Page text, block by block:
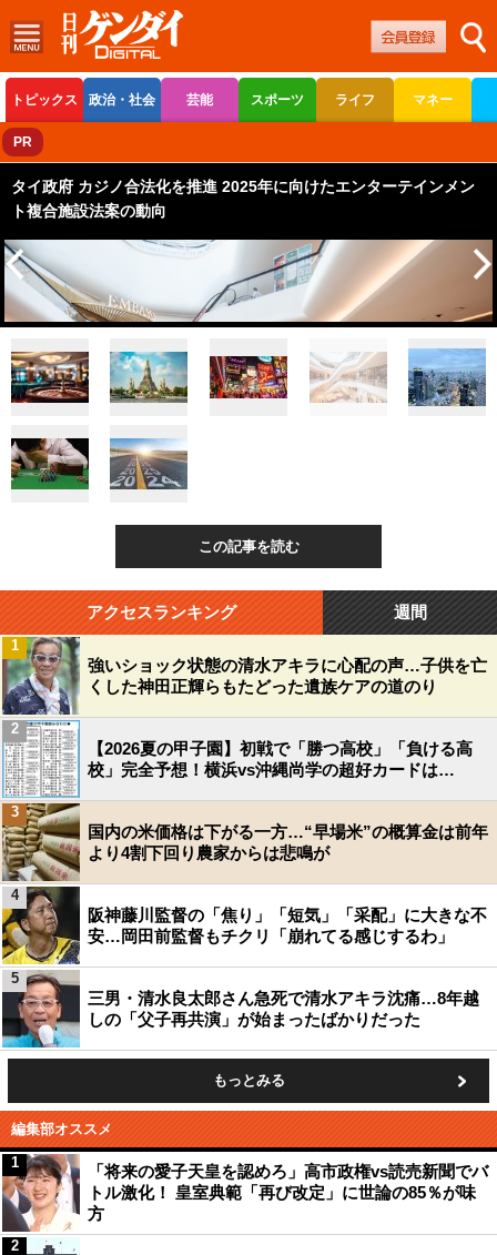
トピックス 政治・社会 芸能 スポーツ ライフ マネー
ボートレース
PR
タイ政府 カジノ合法化を推進 2025年に向けたエンターテインメン
ト複合施設法案の動向
ホテルやショッピングモール、エンターテインメント施設などの多様な機
能も同時に
この記事を読む
アクセスランキング 週間
強いショック状態の清水アキラに心配の声…子供を亡
くした神田正輝らもたどった遺族ケアの道のり
1
【2026夏の甲子園】初戦で「勝つ高校」「負ける高
校」完全予想！横浜vs沖縄尚学の超好カードは…
2
国内の米価格は下がる一方…“早場米”の概算金は前年
より4割下回り農家からは悲鳴が
3
阪神藤川監督の「焦り」「短気」「采配」に大きな不
安…岡田前監督もチクリ「崩れてる感じするわ」
4
三男・清水良太郎さん急死で清水アキラ沈痛…8年越
しの「父子再共演」が始まったばかりだった
5
もっとみる
編集部オススメ
「将来の愛子天皇を認めろ」高市政権vs読売新聞でバ
トル激化！ 皇室典範「再び改定」に世論の85％が味
方
1
2